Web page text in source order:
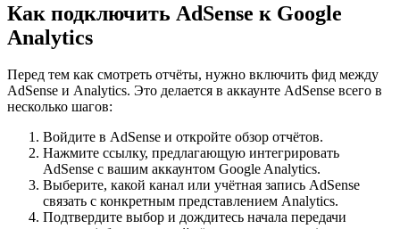
Как подключить AdSense к Google
Analytics
Перед тем как смотреть отчёты, нужно включить фид между
AdSense и Analytics. Это делается в аккаунте AdSense всего в
несколько шагов:
Войдите в AdSense и откройте обзор отчётов.
Нажмите ссылку, предлагающую интегрировать
AdSense с вашим аккаунтом Google Analytics.
Выберите, какой канал или учётная запись AdSense
связать с конкретным представлением Analytics.
Подтвердите выбор и дождитесь начала передачи